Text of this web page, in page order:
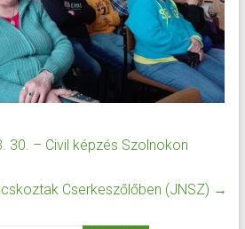
30. – Civil képzés Szolnokon
Cserkeszőlőben (JNSZ) →